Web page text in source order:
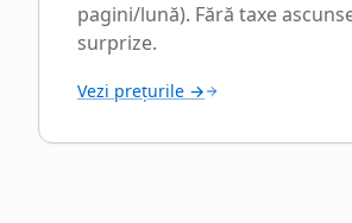
pagini/lună). Fără taxe
surprize.
Vezi prețurile →